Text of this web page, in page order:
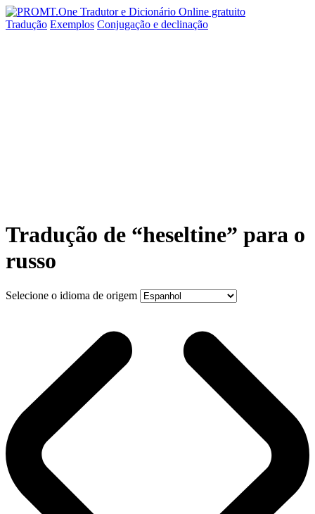
Tradução Exemplos Conjugação e declinação
Tradução de “heseltine” para o
russo
Selecione o idioma de origem